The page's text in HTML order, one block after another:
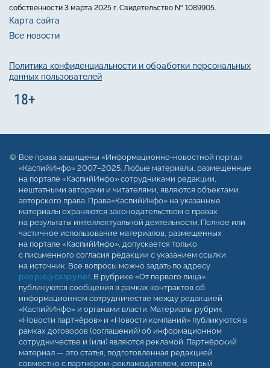
собственности 3 марта 2025 г. Свидетельство № 1089905.
Карта сайта
Все новости
Политика конфиденциальности и обработки персональных
данных пользователей
Все права защищены «Информационно-новостной портал
«КаспийИнфо» 2007–2025. Любые материалы, размещенные
на портале «КаспийИнфо» сотрудниками редакции,
нештатными авторами и читателями, являются объектами
авторского права. Права«КаспийИнфо» на указанные
материалы охраняются законодательством о правах
на результаты интеллектуальной деятельности. Полное или
частичное использование материалов, размещенных
на портале «КаспийИнфо», допускается только
с письменного согласия редакции с указанием ссылки
на источник. Все вопросы можно задать по адресу
people@caspy.net. В рубрике «От первого лица»
публикуются сообщения в рамках контрактов об
информационном сотрудничестве между редакцией
«КаспийИнфо» и органами власти. Материалы рубрик
«Новости партнёров» и «Новости компаний» публикуются в
рамках договоров (соглашений) об информационном
сотрудничестве и (или) являются рекламой. Партнёрский
материал — это статья, подготовленная редакцией
совместно с партнёром-рекламодателем, который